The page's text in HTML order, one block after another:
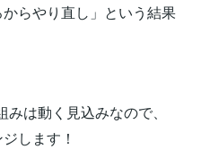
らやり直し」という結果
は動く見込みなので、
します！